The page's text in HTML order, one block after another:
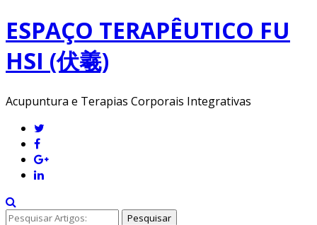
ESPAÇO TERAPÊUTICO FU
HSI (伏羲)
Acupuntura e Terapias Corporais Integrativas
Pesquisar